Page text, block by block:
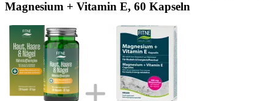
Magnesium + Vitamin E, 60 Kapseln